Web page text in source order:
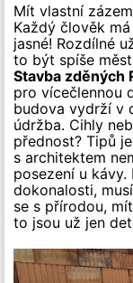
Mít vlastní
Každý člověk
jasné! Rozdílné
to být spíše
Stavba zděných
pro vícečlennou
budova vydrží v
údržba. Cihly
přednost? Tipů
s architektem
posezení u
dokonalosti,
se s přírodou,
to jsou už jen